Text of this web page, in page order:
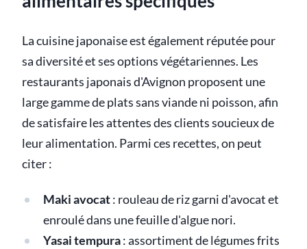
La cuisine japonaise est également réputée pour
sa diversité et ses options végétariennes. Les
restaurants japonais d'Avignon proposent une
large gamme de plats sans viande ni poisson, afin
de satisfaire les attentes des clients soucieux de
leur alimentation. Parmi ces recettes, on peut
citer :
Maki avocat: rouleau de riz garni d'avocat et
enroulé dans une feuille d'algue nori.
Yasai tempura: assortiment de légumes frits